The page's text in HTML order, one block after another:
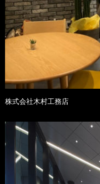
株式会社木村工務店